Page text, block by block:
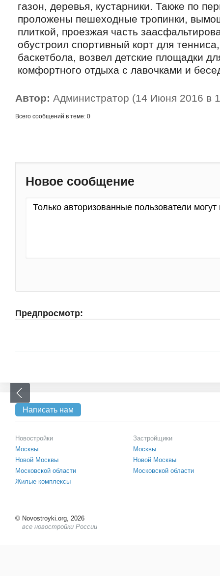
газон, деревья, кустарники. Также по
проложены пешеходные тропинки,
плиткой, проезжая часть
обустроил спортивный корт для
баскетбола, возвел детские площадки
комфортного отдыха с лавочками и
Автор: Администратор (14 Июня 2016 в
Всего сообщений в теме: 0
Новое сообщение
Предпросмотр:
Написать нам
Новостройки
Москвы
Новой Москвы
Московской области
Жилые комплексы
Застройщики
Москвы
Новой Москвы
Московской области
© Novostroyki.org, 2026
все новостройки России